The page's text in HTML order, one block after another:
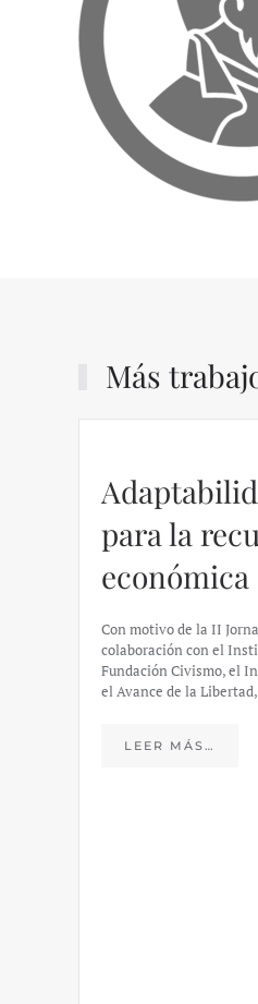
Más
para la
económica
Con motivo de la II
colaboración con el
Fundación Civismo, el
el Avance de la
LEER MÁS…